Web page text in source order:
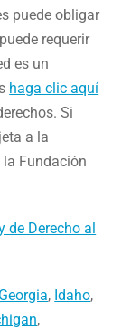
puede obligar
requerir
es un
haga clic aquí
Si
a la
Fundación
de Derecho al
Georgia, Idaho,
,